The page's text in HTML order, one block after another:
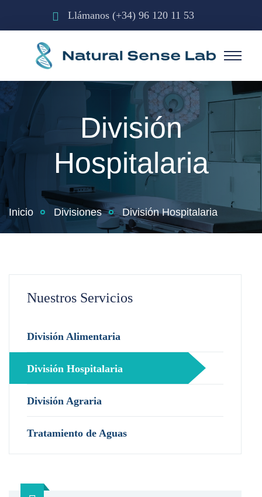
Llámanos (+34) 96 120 11 53
División
Hospitalaria
Inicio Divisiones División Hospitalaria
Nuestros Servicios
División Alimentaria
División Hospitalaria
División Agraria
Tratamiento de Aguas